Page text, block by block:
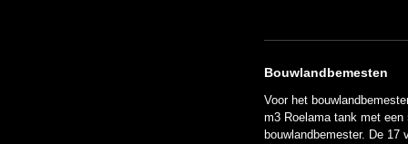
Bouwlandbemesten
Voor het
m3 Roelama tank met
bouwlandbemester. De 17